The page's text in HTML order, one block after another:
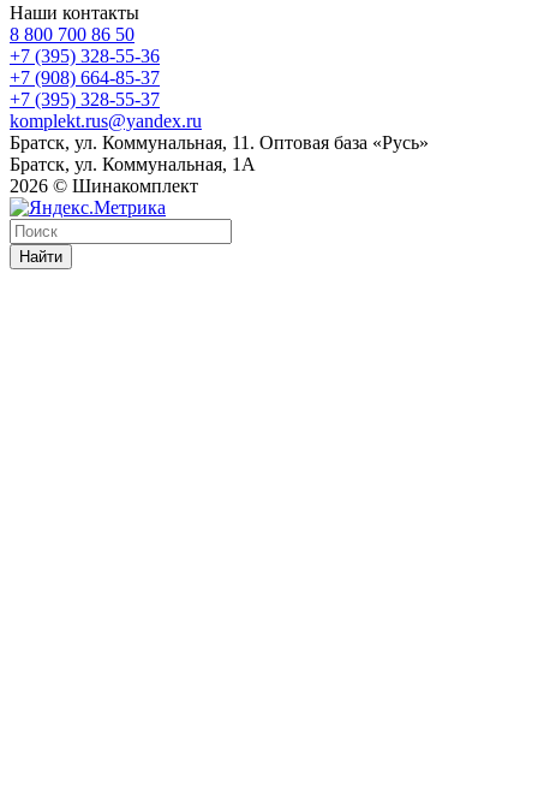
Наши контакты
8 800 700 86 50
+7 (395) 328-55-36
+7 (908) 664-85-37
+7 (395) 328-55-37
komplekt.rus@yandex.ru
Братск, ул. Коммунальная, 11. Оптовая база «Русь»
Братск, ул. Коммунальная, 1А
2026 © Шинакомплект
Найти